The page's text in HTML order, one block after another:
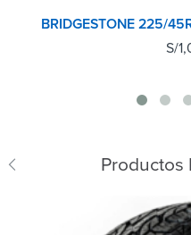
BRIDGESTONE 225/
S/
Productos